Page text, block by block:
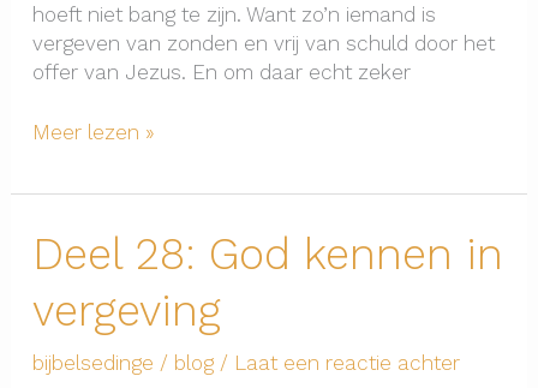
hoeft niet bang te zijn. Want zo’n iemand is
vergeven van zonden en vrij van schuld door het
offer van Jezus. En om daar echt zeker
Deel
God
in
gebed
Meer lezen »
Deel 28: God kennen in
vergeving
bijbelsedinge / blog/ Laat een reactie achter